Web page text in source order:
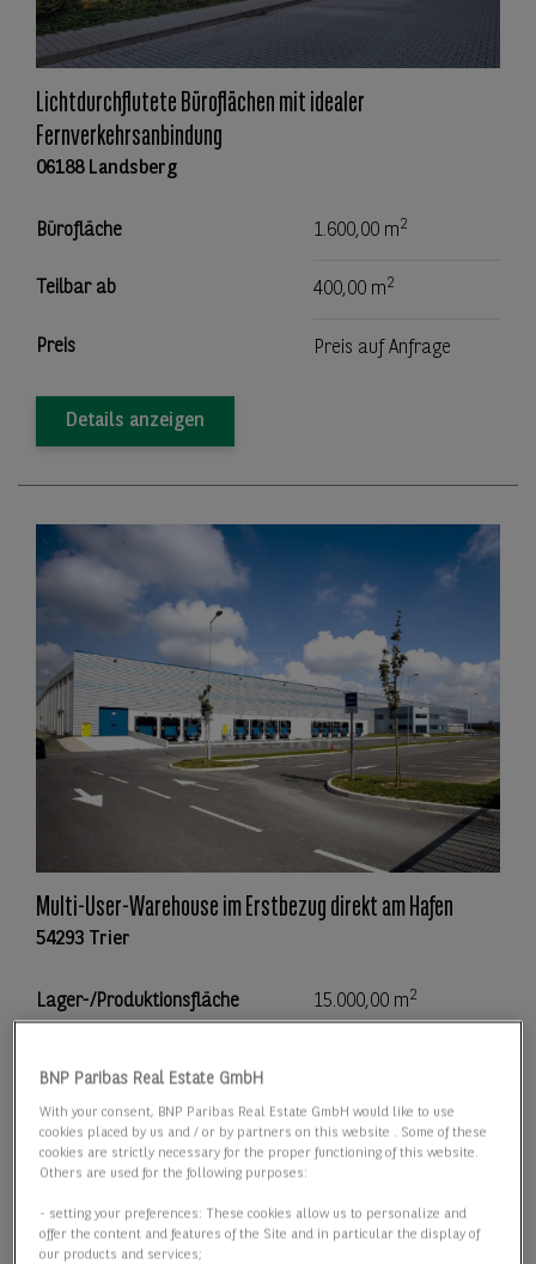
Lichtdurchflutete Büroflächen mit idealer
Fernverkehrsanbindung
06188 Landsberg
Bürofläche 1.600,00 m2
Teilbar ab 400,00 m2
Preis Preis auf Anfrage
Details anzeigen
Multi-User-Warehouse im Erstbezug direkt am Hafen
54293 Trier
Lager-/Produktionsfläche 15.000,00 m2
Preis Preis auf Anfrage
BNP Paribas Real Estate GmbH
With your consent, BNP Paribas Real Estate GmbH would like to use
cookies placed by us and / or by partners on this website . Some of these
cookies are strictly necessary for the proper functioning of this website.
Others are used for the following purposes:
- setting your preferences: These cookies allow us to personalize and
offer the content and features of the Site and in particular the display of
our products and services;